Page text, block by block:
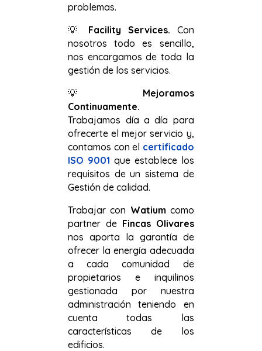
problemas.
💡 Facility Services. Con
nosotros todo es sencillo,
nos encargamos de toda la
gestión de los servicios.
💡 Mejoramos
Continuamente.
Trabajamos día a día para
ofrecerte el mejor servicio y,
contamos con el certificado
ISO 9001 que establece los
requisitos de un sistema de
Gestión de calidad.
Trabajar con Watium como
partner de Fincas Olivares
nos aporta la garantía de
ofrecer la energía adecuada
a cada comunidad de
propietarios e inquilinos
gestionada por nuestra
administración teniendo en
cuenta todas las
características de los
edificios.